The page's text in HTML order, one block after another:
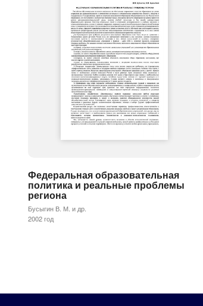
Федеральная образовательная
политика и реальные проблемы
региона
Бусыгин В. М. и др.
2002 год